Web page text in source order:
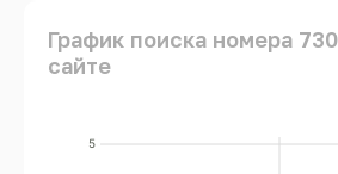
График поиска номера
сайте
5